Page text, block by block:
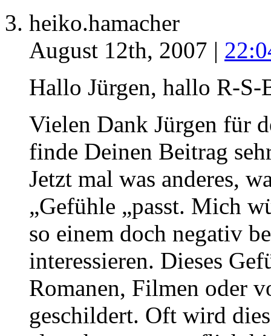
heiko.hamacher
August 12th, 2007 |
Hallo Jürgen, hallo R-S-
Vielen Dank Jürgen für
finde Deinen Beitrag
Jetzt mal was anderes,
„Gefühle „passt. Mich
so einem doch negativ
interessieren. Dieses
Romanen, Filmen oder
geschildert. Oft wird